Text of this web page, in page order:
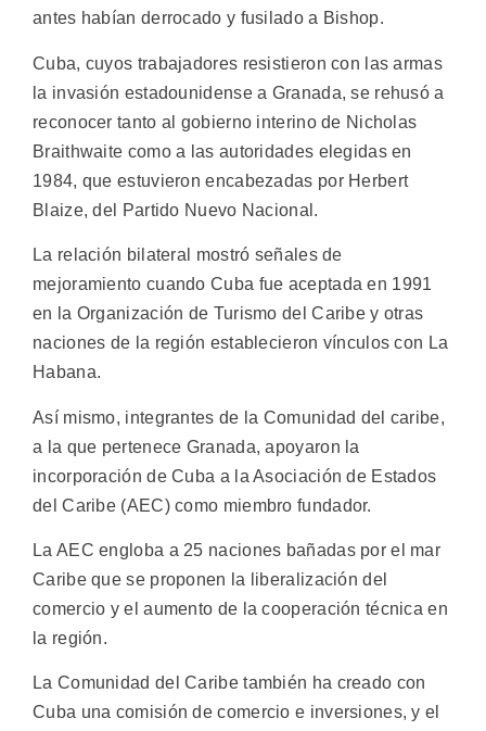
antes habían derrocado y fusilado a Bishop.
Cuba, cuyos trabajadores resistieron con las armas
la invasión estadounidense a Granada, se rehusó a
reconocer tanto al gobierno interino de Nicholas
Braithwaite como a las autoridades elegidas en
1984, que estuvieron encabezadas por Herbert
Blaize, del Partido Nuevo Nacional.
La relación bilateral mostró señales de
mejoramiento cuando Cuba fue aceptada en 1991
en la Organización de Turismo del Caribe y otras
naciones de la región establecieron vínculos con La
Habana.
Así mismo, integrantes de la Comunidad del caribe,
a la que pertenece Granada, apoyaron la
incorporación de Cuba a la Asociación de Estados
del Caribe (AEC) como miembro fundador.
La AEC engloba a 25 naciones bañadas por el mar
Caribe que se proponen la liberalización del
comercio y el aumento de la cooperación técnica en
la región.
La Comunidad del Caribe también ha creado con
Cuba una comisión de comercio e inversiones, y el